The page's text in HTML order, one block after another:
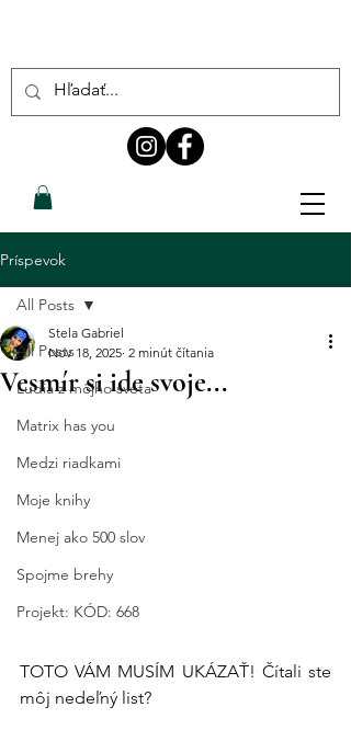
Príspevok
All Posts
Ľudia z môjho sveta
Matrix has you
Medzi riadkami
Moje knihy
Menej ako 500 slov
Spojme brehy
Projekt: KÓD: 668
All Posts
Vesmír si ide svoje...
Stela Gabriel
Nov 18, 2025 2 minút čítania
TOTO VÁM MUSÍM UKÁZAŤ! Čítali ste
môj nedeľný list?